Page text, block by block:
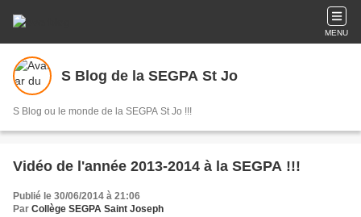
MENU
S Blog de la SEGPA St Jo
S Blog ou le monde de la SEGPA St Jo !!!
Vidéo de l'année 2013-2014 à la SEGPA !!!
Publié le 30/06/2014 à 21:06
Par Collège SEGPA Saint Joseph